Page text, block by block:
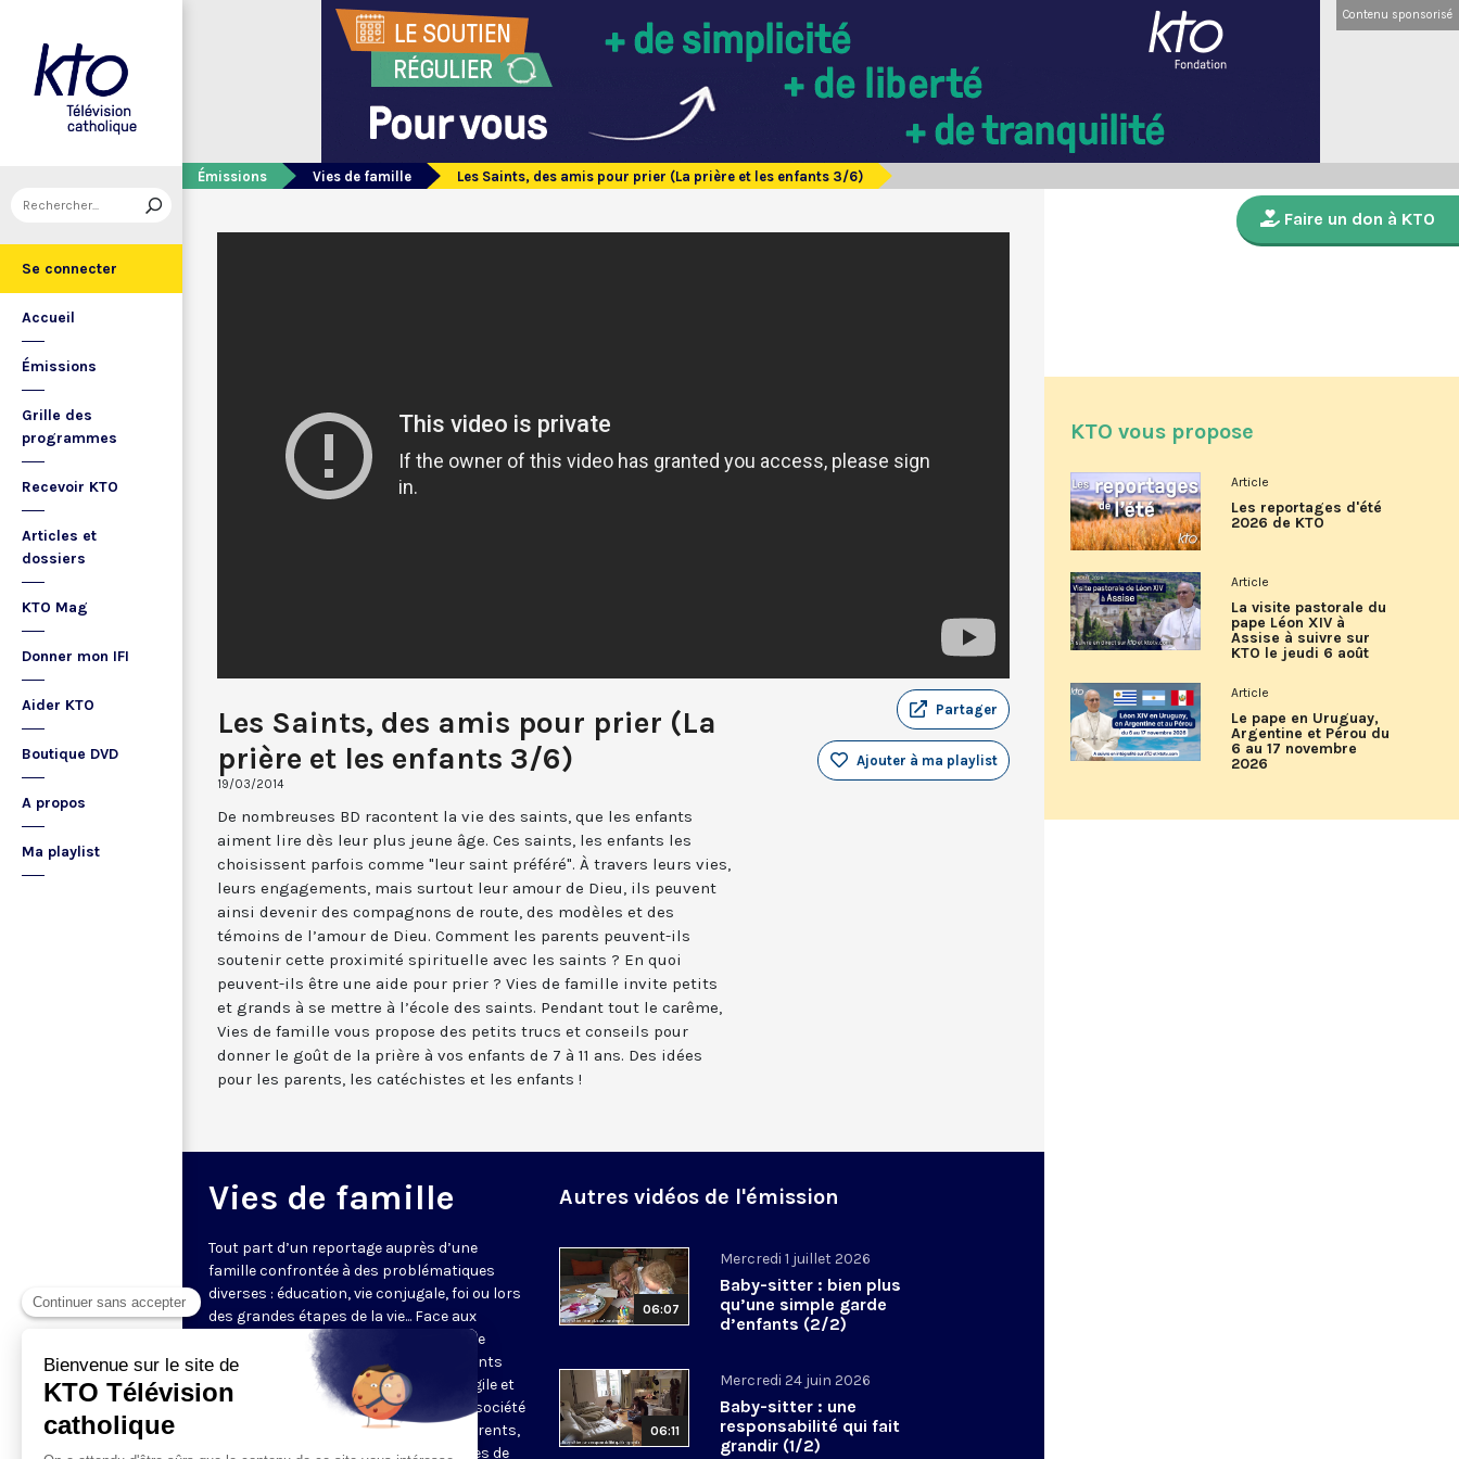
Se connecter
Accueil
Émissions
Grille des
programmes
Recevoir KTO
Articles et
dossiers
KTO Mag
Donner mon IFI
Aider KTO
Boutique DVD
A propos
Ma playlist
Contenu sponsorisé
Émissions Vies de famille Les Saints, des amis pour prier (La prière et les enfants 3/6)
Les Saints, des amis pour prier (La
prière et les enfants 3/6)
19/03/2014
Partager
Ajouter à ma playlist
De nombreuses BD racontent la vie des saints, que les enfants
aiment lire dès leur plus jeune âge. Ces saints, les enfants les
choisissent parfois comme "leur saint préféré". À travers leurs vies,
leurs engagements, mais surtout leur amour de Dieu, ils peuvent
ainsi devenir des compagnons de route, des modèles et des
témoins de l’amour de Dieu. Comment les parents peuvent-ils
soutenir cette proximité spirituelle avec les saints ? En quoi
peuvent-ils être une aide pour prier ? Vies de famille invite petits
et grands à se mettre à l’école des saints. Pendant tout le carême,
Vies de famille vous propose des petits trucs et conseils pour
donner le goût de la prière à vos enfants de 7 à 11 ans. Des idées
pour les parents, les catéchistes et les enfants !
Vies de famille
Tout part d’un reportage auprès d’une
famille confrontée à des problématiques
diverses : éducation, vie conjugale, foi ou lors
des grandes étapes de la vie... Face aux
questions très concrètes, KTO propose
repères et conseils avec des intervenants
d'expérience qui s’appuient sur l’Evangile et
l’anthropologie chrétienne. Dans une société
en pleine évolution, jeunes couples, parents,
grands-parents y trouveront des pistes de
Autres vidéos de l'émission
06:07
Mercredi 1 juillet 2026
Baby-sitter : bien plus
qu’une simple garde
d’enfants (2/2)
06:11
Mercredi 24 juin 2026
Baby-sitter : une
responsabilité qui fait
grandir (1/2)
Faire un don à KTO
KTO vous propose
Article
Les reportages d'été
2026 de KTO
Article
La visite pastorale du
pape Léon XIV à
Assise à suivre sur
KTO le jeudi 6 août
Article
Le pape en Uruguay,
Argentine et Pérou du
6 au 17 novembre
2026